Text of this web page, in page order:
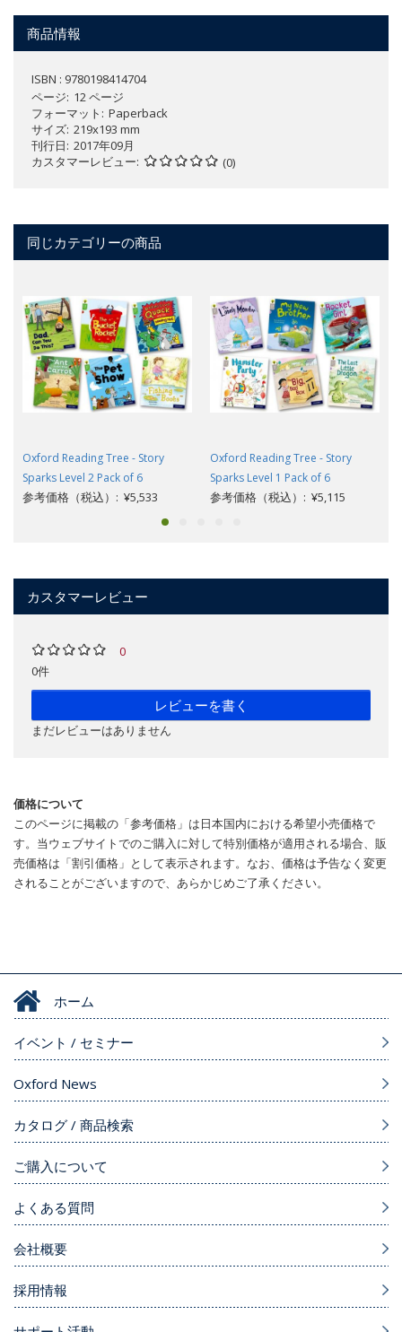
商品情報
ISBN : 9780198414704
ページ 12 ページ
フォーマット
Paperback
サイズ 219x193 mm
刊行日 2017年09月
カスタマーレビュー
(0)
同じカテゴリーの商品
Oxford Reading Tree - Story
Sparks Level 2 Pack of 6
参考価格（税込）: ¥5,533
Oxford Reading Tree - Story
Sparks Level 1 Pack of 6
参考価格（税込）: ¥5,115
カスタマーレビュー
0
0件
レビューを書く
まだレビューはありません
価格について
このページに掲載の「参考価格」は日本国内における希望小売価格で
す。当ウェブサイトでのご購入に対して特別価格が適用される場合、販
売価格は「割引価格」として表示されます。なお、価格は予告なく変更
されることがございますので、あらかじめご了承ください。
ホーム
イベント / セミナー
Oxford News
カタログ / 商品検索
ご購入について
よくある質問
会社概要
採用情報